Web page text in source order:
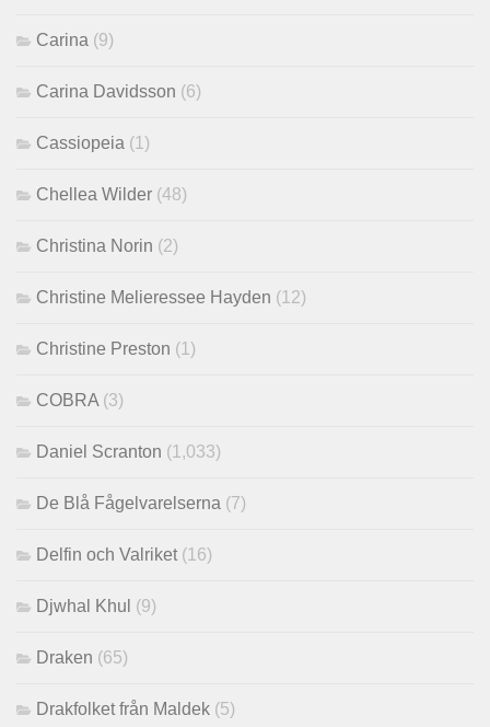
Carina (9)
Carina Davidsson (6)
Cassiopeia (1)
Chellea Wilder (48)
Christina Norin (2)
Christine Melieressee Hayden (12)
Christine Preston (1)
COBRA (3)
Daniel Scranton (1,033)
De Blå Fågelvarelserna (7)
Delfin och Valriket (16)
Djwhal Khul (9)
Draken (65)
Drakfolket från Maldek (5)